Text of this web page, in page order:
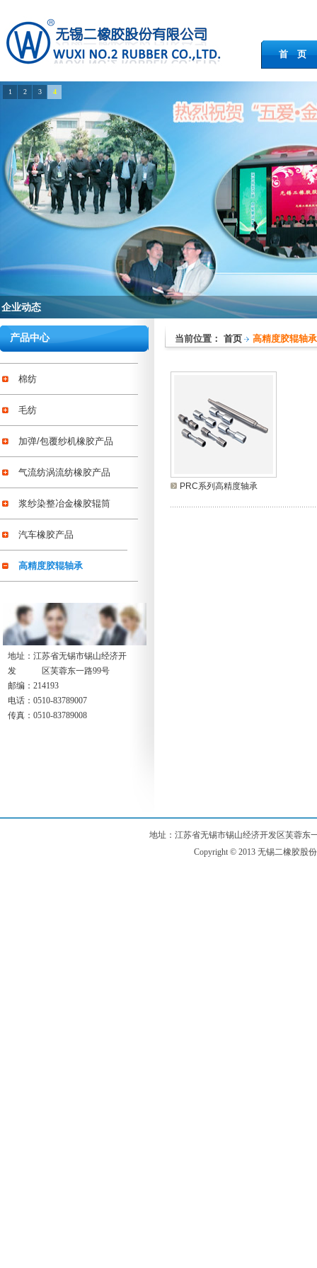
首 页
企业动态
1 2 3 4
产品中心
棉纺
毛纺
加弹/包覆纱机橡胶产品
气流纺涡流纺橡胶产品
浆纱染整冶金橡胶辊筒
汽车橡胶产品
高精度胶辊轴承
地址：江苏省无锡市锡山经济开
发 区芙蓉东一路99号
邮编：214193
电话：0510-83789007
传真：0510-83789008
当前位置： 首页 高精度胶辊轴承
PRC系列高精度轴承
地址：江苏省无锡市锡山经济开发区芙蓉东
Copyright © 2013 无锡二橡胶股